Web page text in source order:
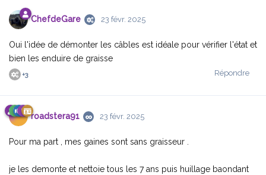
ChefdeGare 23 févr. 2025
Oui l'idée de démonter les câbles est idéale pour vérifier l'état et
bien les enduire de graisse
Répondre
+3
roadstera91 23 févr. 2025
Pour ma part , mes gaines sont sans graisseur .
je les demonte et nettoie tous les 7 ans puis huillage baondant